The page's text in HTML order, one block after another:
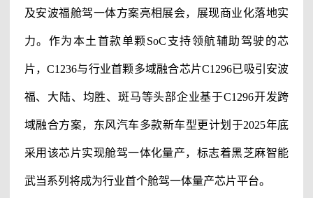
及安波福舱驾一体方案亮相展会，展现商业化落地实
力。作为本土首款单颗SoC支持领航辅助驾驶的芯
片，C1236与行业首颗多域融合芯片C1296已吸引安波
福、大陆、均胜、斑马等头部企业基于C1296开发跨
域融合方案，东风汽车多款新车型更计划于2025年底
采用该芯片实现舱驾一体化量产，标志着黑芝麻智能
武当系列将成为行业首个舱驾一体量产芯片平台。